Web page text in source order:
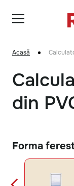
Acasă
din
Forma